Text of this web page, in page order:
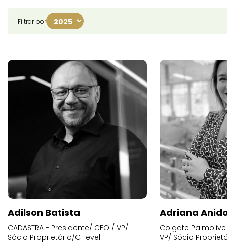
Filtrar por
Adilson Batista
CADASTRA - Presidente/ CEO / VP/
Sócio Proprietário/C-level
Adriana
Colgate
VP/ Sócio